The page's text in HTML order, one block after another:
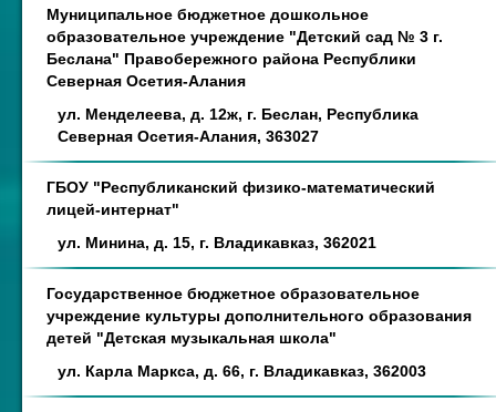
Наименование Адрес
Муниципальное бюджетное дошкольное
образовательное учреждение "Детский сад № 3 г.
Беслана" Правобережного района Республики
Северная Осетия-Алания
ул. Менделеева, д. 12ж, г. Беслан, Республика
Северная Осетия-Алания, 363027
ГБОУ "Республиканский физико-математический
лицей-интернат"
ул. Минина, д. 15, г. Владикавказ, 362021
Государственное бюджетное образовательное
учреждение культуры дополнительного образования
детей "Детская музыкальная школа"
ул. Карла Маркса, д. 66, г. Владикавказ, 362003